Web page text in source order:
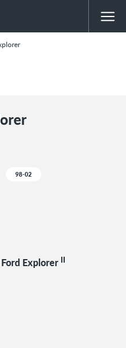
98-02
Ford Explorer II